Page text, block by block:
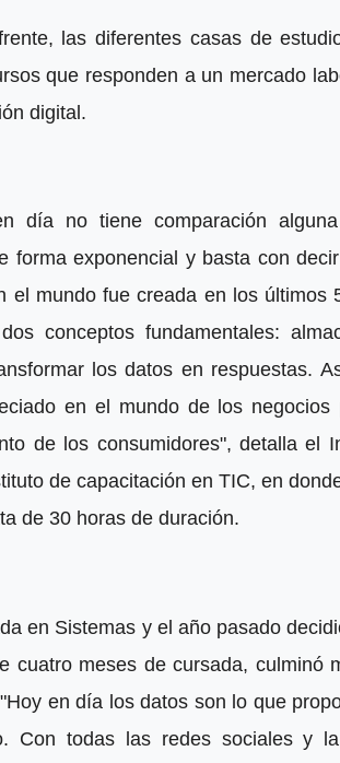
las diferentes casas de
que responden a un mercado
digital.
día no tiene comparación
forma exponencial y basta con
el mundo fue creada en los últimos
conceptos fundamentales:
los datos en respuestas.
en el mundo de los negocios
de los consumidores", detalla el
de capacitación en TIC, en
de 30 horas de duración.
en Sistemas y el año pasado
cuatro meses de cursada, culminó
en día los datos son lo que
Con todas las redes sociales y